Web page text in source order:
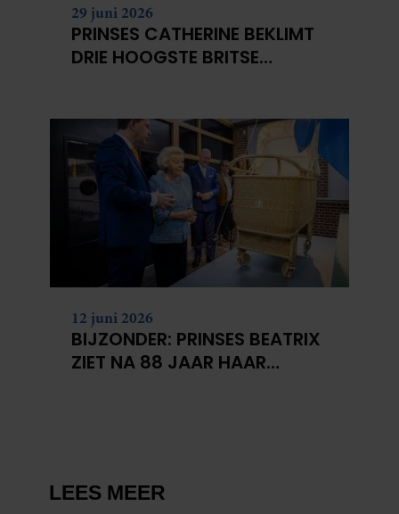
29 juni 2026
PRINSES CATHERINE BEKLIMT
DRIE HOOGSTE BRITSE
12 juni 2026
BIJZONDER: PRINSES BEATRIX
ZIET NA 88 JAAR HAAR